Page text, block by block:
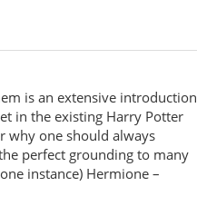
is an extensive introduction
in the existing Harry Potter
why one should always
perfect grounding to many
instance) Hermione –